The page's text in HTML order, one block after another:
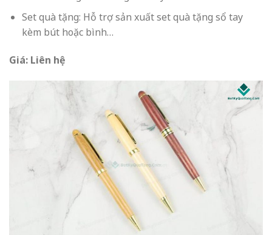
Set quà tặng: Hỗ trợ sản xuất set quà tặng sổ tay
kèm bút hoặc bình…
Giá: Liên hệ